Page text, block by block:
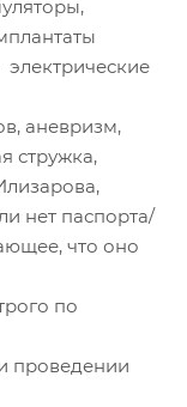
электрические
аневризм,
стружка,
нет паспорта/
что оно
по
проведении